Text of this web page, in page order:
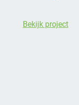
Bekijk project